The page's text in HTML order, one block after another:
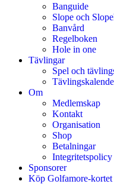
Banguide
Slope och
Banvård
Regelboken
Hole in one
Tävlingar
Spel och
Om
Medlemskap
Kontakt
Organisation
Shop
Betalningar
Integritetspolicy
Sponsorer
Köp Golfamore-kortet